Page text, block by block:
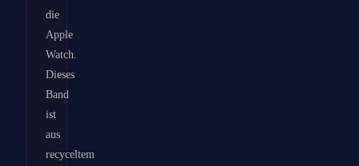
die
Apple
Watch.
Dieses
Band
ist
aus
recyceltem